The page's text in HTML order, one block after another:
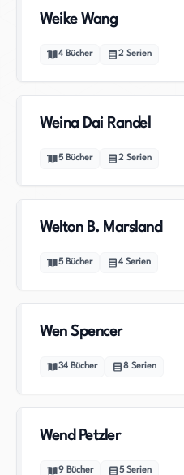
Weike Wang
4 Bücher 2 Serien
Weina Dai Randel
5 Bücher 2 Serien
Welton B. Marsland
5 Bücher 4 Serien
Wen Spencer
34 Bücher 8 Serien
Wend Petzler
9 Bücher 5 Serien